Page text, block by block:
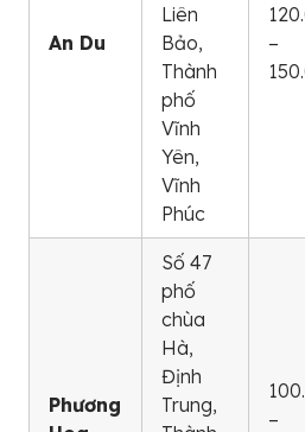
An Du
Liên
Bảo,
Thành
phố
Vĩnh
Yên,
Vĩnh
Phúc
–
Phương
Số 47
phố
chùa
Hà,
Định
Trung,
–